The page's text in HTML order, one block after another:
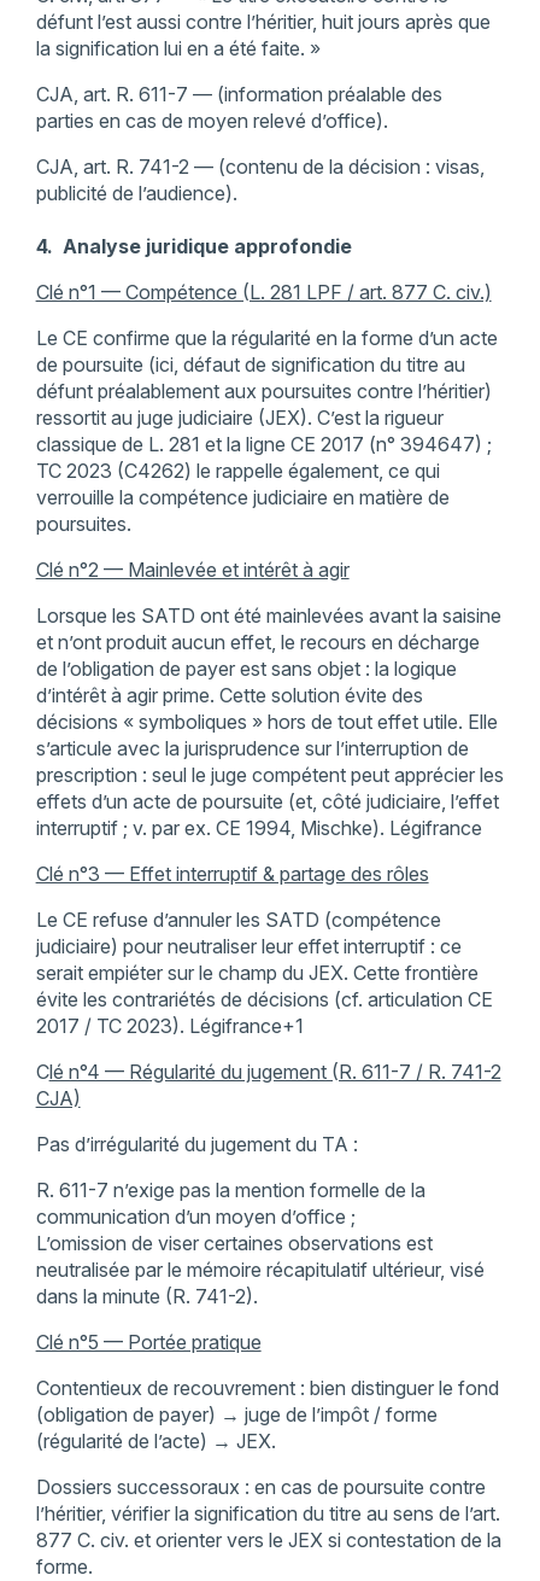
défunt l’est aussi contre l’héritier, huit jours après que
la signification lui en a été faite. »
CJA, art. R. 611-7 — (information préalable des
parties en cas de moyen relevé d’office).
CJA, art. R. 741-2 — (contenu de la décision : visas,
publicité de l’audience).
4. Analyse juridique approfondie
Clé n°1 — Compétence (L. 281 LPF / art. 877 C. civ.)
Le CE confirme que la régularité en la forme d’un acte
de poursuite (ici, défaut de signification du titre au
défunt préalablement aux poursuites contre l’héritier)
ressortit au juge judiciaire (JEX). C’est la rigueur
classique de L. 281 et la ligne CE 2017 (n° 394647) ;
TC 2023 (C4262) le rappelle également, ce qui
verrouille la compétence judiciaire en matière de
poursuites.
Clé n°2 — Mainlevée et intérêt à agir
Lorsque les SATD ont été mainlevées avant la saisine
et n’ont produit aucun effet, le recours en décharge
de l’obligation de payer est sans objet : la logique
d’intérêt à agir prime. Cette solution évite des
décisions « symboliques » hors de tout effet utile. Elle
s’articule avec la jurisprudence sur l’interruption de
prescription : seul le juge compétent peut apprécier les
effets d’un acte de poursuite (et, côté judiciaire, l’effet
interruptif ; v. par ex. CE 1994, Mischke). Légifrance
Clé n°3 — Effet interruptif & partage des rôles
Le CE refuse d’annuler les SATD (compétence
judiciaire) pour neutraliser leur effet interruptif : ce
serait empiéter sur le champ du JEX. Cette frontière
évite les contrariétés de décisions (cf. articulation CE
2017 / TC 2023). Légifrance+1
Clé n°4 — Régularité du jugement (R. 611-7 / R. 741-2
CJA)
Pas d’irrégularité du jugement du TA :
R. 611-7 n’exige pas la mention formelle de la
communication d’un moyen d’office ;
L’omission de viser certaines observations est
neutralisée par le mémoire récapitulatif ultérieur, visé
dans la minute (R. 741-2).
Clé n°5 — Portée pratique
Contentieux de recouvrement : bien distinguer le fond
(obligation de payer) → juge de l’impôt / forme
(régularité de l’acte) → JEX.
Dossiers successoraux : en cas de poursuite contre
l’héritier, vérifier la signification du titre au sens de l’art.
877 C. civ. et orienter vers le JEX si contestation de la
forme.